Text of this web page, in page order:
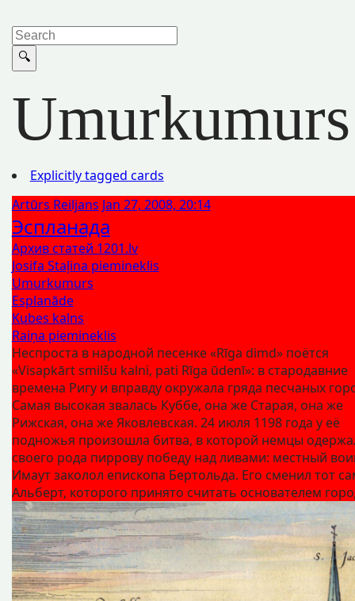
Umurkumurs
Explicitly tagged cards
Artūrs Reiljans Jan 27, 2008, 20:14
Эспланада
Архив статей 1201.lv
Josifa Staļina piemineklis
Umurkumurs
Esplanāde
Kubes kalns
Raiņa piemineklis
Неспроста в народной песенке «Rīga dimd» поётся
«Visapkārt smilšu kalni, pati Rīga ūdenī»: в стародавние
времена Ригу и вправду окружала гряда песчаных
Самая высокая звалась Куббе, она же Старая, она же
Рижская, она же Яковлевская. 24 июля 1198 года у её
подножья произошла битва, в которой немцы
своего рода пиррову победу над ливами: местный
Имаут заколол епископа Бертольда. Его сменил тот
Альберт, которого принято считать основателем